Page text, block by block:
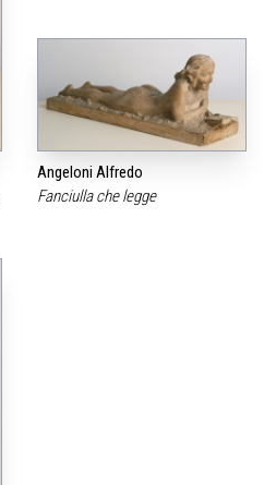
Angeloni Alfredo
Fanciulla che legge